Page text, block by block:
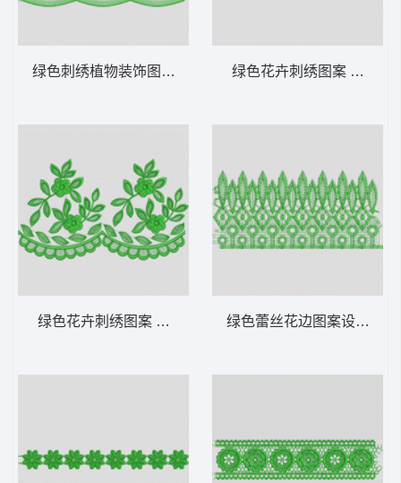
绿色刺绣植物装饰图案 水溶
绿色花卉刺绣图案 水溶
绿色花卉刺绣图案 水溶
绿色蕾丝花边图案设计 水溶